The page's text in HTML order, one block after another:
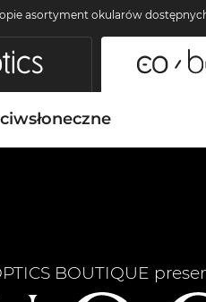
asortyment okularów
BOUTIQUE